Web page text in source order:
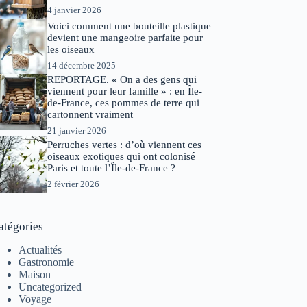
4 janvier 2026
Voici comment une bouteille plastique
devient une mangeoire parfaite pour
les oiseaux
14 décembre 2025
REPORTAGE. « On a des gens qui
viennent pour leur famille » : en Île-
de-France, ces pommes de terre qui
cartonnent vraiment
21 janvier 2026
Perruches vertes : d’où viennent ces
oiseaux exotiques qui ont colonisé
Paris et toute l’Île-de-France ?
2 février 2026
Actualités
Gastronomie
Maison
Uncategorized
Voyage